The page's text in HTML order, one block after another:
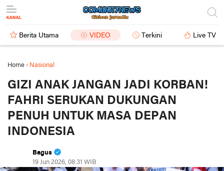
Berita Utama VIDEO Terkini Live TV
Home › Nasional
GIZI ANAK JANGAN JADI KORBAN!
FAHRI SERUKAN DUKUNGAN
PENUH UNTUK MASA DEPAN
INDONESIA
Bagus
19 Jun 2026, 08:31 WIB